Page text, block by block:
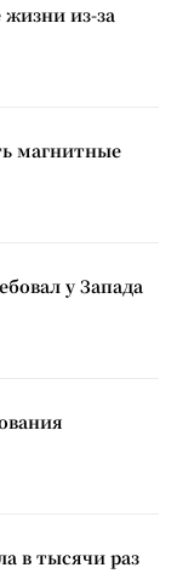
из-за
магнитные
у Запада
в тысячи раз